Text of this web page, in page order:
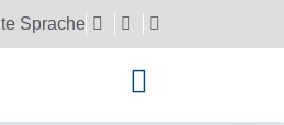
Sprache